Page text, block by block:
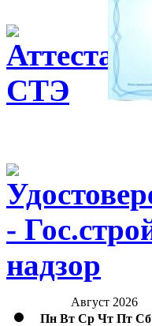
Август 2026
Пн Вт Ср Чт Пт Сб